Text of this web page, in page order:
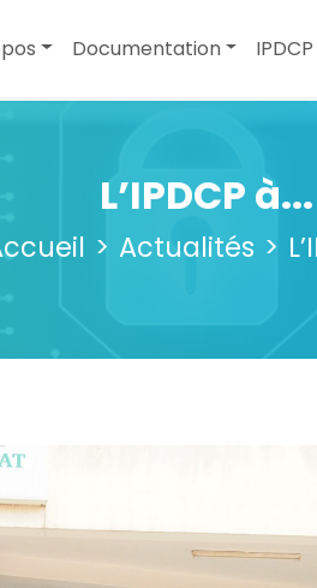
Documentation
L’IPDCP à...
Actualités